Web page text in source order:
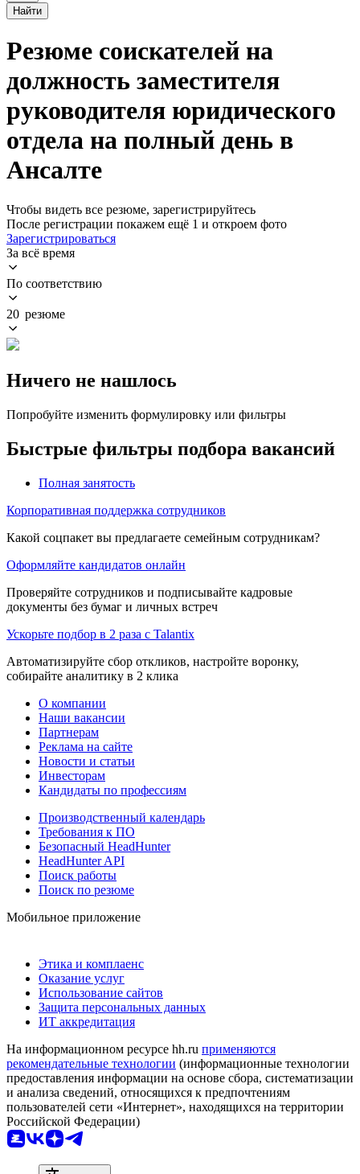
Найти
Резюме соискателей на
должность заместителя
руководителя юридического
отдела на полный день в
Ансалте
Чтобы видеть все резюме, зарегистрируйтесь
После регистрации покажем ещё 1 и откроем фото
Зарегистрироваться
За всё время
По соответствию
20 резюме
Ничего не нашлось
Попробуйте изменить формулировку или фильтры
Быстрые фильтры подбора вакансий
Полная занятость
Корпоративная поддержка сотрудников
Какой соцпакет вы предлагаете семейным сотрудникам?
Оформляйте кандидатов онлайн
Проверяйте сотрудников и подписывайте кадровые
документы без бумаг и личных встреч
Ускорьте подбор в 2 раза с Talantix
Автоматизируйте сбор откликов, настройте воронку,
собирайте аналитику в 2 клика
О компании
Наши вакансии
Партнерам
Реклама на сайте
Новости и статьи
Инвесторам
Кандидаты по профессиям
Производственный календарь
Требования к ПО
Безопасный HeadHunter
HeadHunter API
Поиск работы
Поиск по резюме
Мобильное приложение
Этика и комплаенс
Оказание услуг
Использование сайтов
Защита персональных данных
ИТ аккредитация
На информационном ресурсе hh.ru применяются
рекомендательные технологии (информационные технологии
предоставления информации на основе сбора, систематизации
и анализа сведений, относящихся к предпочтениям
пользователей сети «Интернет», находящихся на территории
Российской Федерации)